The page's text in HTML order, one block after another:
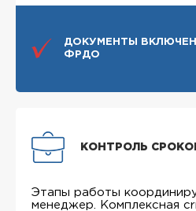
ДОКУМЕНТЫ
ФРДО
КОНТРОЛЬ
Этапы работы
менеджер. Комплексная